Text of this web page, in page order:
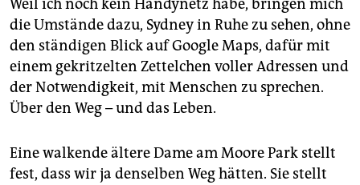
Weil ich noch kein Handynetz habe, bringen mich
die Umstände dazu, Sydney in Ruhe zu sehen, ohne
den ständigen Blick auf Google Maps, dafür mit
einem gekritzelten Zettelchen voller Adressen und
der Notwendigkeit, mit Menschen zu sprechen.
Über den Weg – und das Leben.
Eine walkende ältere Dame am Moore Park stellt
fest, dass wir ja denselben Weg hätten. Sie stellt